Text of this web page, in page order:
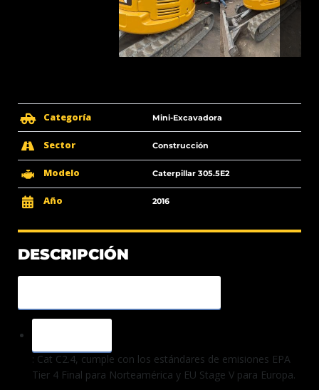
Categoría Mini-Excavadora
Sector Construcción
Modelo Caterpillar 305.5E2
Año 2016
DESCRIPCIÓN
: Cat C2.4, cumple con los estándares de emisiones EPA
Tier 4 Final para Norteamérica y EU Stage V para Europa.